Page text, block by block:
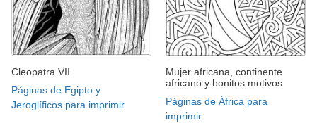
Cleopatra VII
Páginas de Egipto y
Jeroglíficos para imprimir
Mujer africana, continente
africano y bonitos motivos
Páginas de África para
imprimir